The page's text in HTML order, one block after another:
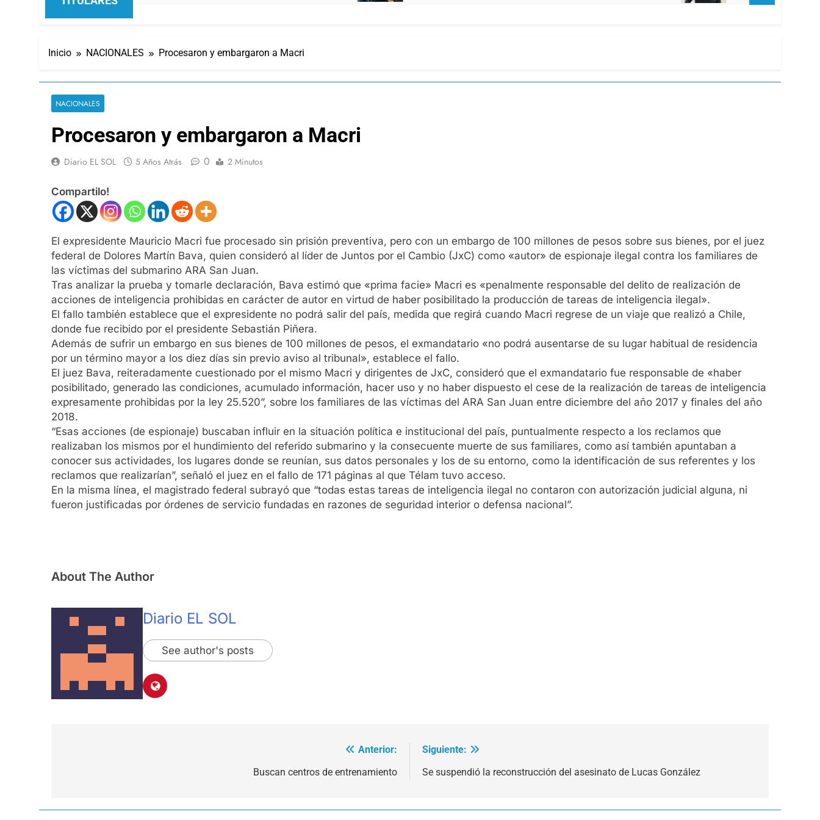
Inicio NACIONALES Procesaron y embargaron a Macri
NACIONALES
Procesaron y embargaron a Macri
Diario EL SOL 5 Años Atrás 0 2 Minutos
Compartilo!
El expresidente Mauricio Macri fue procesado sin prisión preventiva, pero con un embargo de 100 millones de pesos sobre sus bienes, por el juez
federal de Dolores Martín Bava, quien consideró al líder de Juntos por el Cambio (JxC) como «autor» de espionaje ilegal contra los familiares de
las víctimas del submarino ARA San Juan.
Tras analizar la prueba y tomarle declaración, Bava estimó que «prima facie» Macri es «penalmente responsable del delito de realización de
acciones de inteligencia prohibidas en carácter de autor en virtud de haber posibilitado la producción de tareas de inteligencia ilegal».
El fallo también establece que el expresidente no podrá salir del país, medida que regirá cuando Macri regrese de un viaje que realizó a Chile,
donde fue recibido por el presidente Sebastián Piñera.
Además de sufrir un embargo en sus bienes de 100 millones de pesos, el exmandatario «no podrá ausentarse de su lugar habitual de residencia
por un término mayor a los diez días sin previo aviso al tribunal», establece el fallo.
El juez Bava, reiteradamente cuestionado por el mismo Macri y dirigentes de JxC, consideró que el exmandatario fue responsable de «haber
posibilitado, generado las condiciones, acumulado información, hacer uso y no haber dispuesto el cese de la realización de tareas de inteligencia
expresamente prohibidas por la ley 25.520”, sobre los familiares de las víctimas del ARA San Juan entre diciembre del año 2017 y finales del año
2018.
“Esas acciones (de espionaje) buscaban influir en la situación política e institucional del país, puntualmente respecto a los reclamos que
realizaban los mismos por el hundimiento del referido submarino y la consecuente muerte de sus familiares, como así también apuntaban a
conocer sus actividades, los lugares donde se reunían, sus datos personales y los de su entorno, como la identificación de sus referentes y los
reclamos que realizarían”, señaló el juez en el fallo de 171 páginas al que Télam tuvo acceso.
En la misma línea, el magistrado federal subrayó que “todas estas tareas de inteligencia ilegal no contaron con autorización judicial alguna, ni
fueron justificadas por órdenes de servicio fundadas en razones de seguridad interior o defensa nacional”.
About The Author
Diario EL SOL
See author's posts
Anterior:
Buscan centros de entrenamiento
Siguiente:
Se suspendió la reconstrucción del asesinato de Lucas González